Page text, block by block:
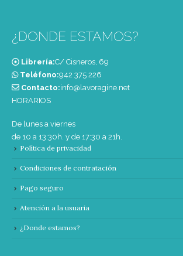
¿DONDE ESTAMOS?
Librería:C/ Cisneros, 69
Teléfono:‭942 375 226‬
Contacto:info@lavoragine.net
HORARIOS
De lunes a viernes
de 10 a 13:30h. y de 17:30 a 21h.
Política de privacidad
Condiciones de contratación
Pago seguro
Atención a la usuaria
¿Donde estamos?